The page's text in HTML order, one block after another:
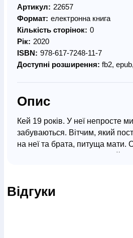
Артикул: 22657
Формат: електронна книга
Кількість сторінок: 0
Рік: 2020
ISBN: 978-617-7248-11-7
Доступні розширення: fb2,
Опис
Кей 19 років. У неї непросте
забуваються. Вітчим, який
на неї та брата, питуща мати.
потрапляє в дивний світ,
Відгуки